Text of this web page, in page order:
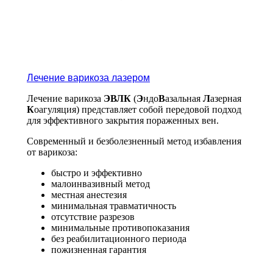
Лечение варикоза лазером
Лечение варикоза ЭВЛК (ЭндоВазальная Лазерная
Коагуляция) представляет собой передовой подход
для эффективного закрытия пораженных вен.
Современный и безболезненный метод избавления
от варикоза:
быстро и эффективно
малоинвазивный метод
местная анестезия
минимальная травматичность
отсутствие разрезов
минимальные противопоказания
без реабилитационного периода
пожизненная гарантия